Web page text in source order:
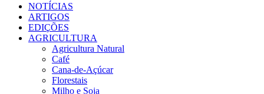
NOTÍCIAS
ARTIGOS
EDIÇÕES
AGRICULTURA
Agricultura Natural
Café
Cana-de-Açúcar
Florestais
Milho e Soja